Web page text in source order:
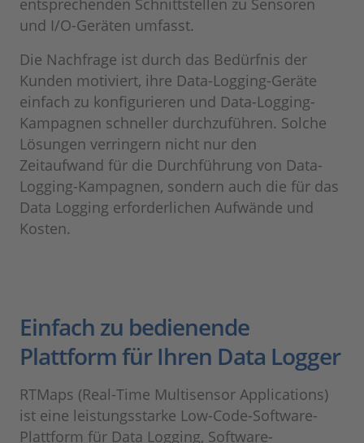
entsprechenden Schnittstellen zu Sensoren
und I/O-Geräten umfasst.
Die Nachfrage ist durch das Bedürfnis der
Kunden motiviert, ihre Data-Logging-Geräte
einfach zu konfigurieren und Data-Logging-
Kampagnen schneller durchzuführen. Solche
Lösungen verringern nicht nur den
Zeitaufwand für die Durchführung von Data-
Logging-Kampagnen, sondern auch die für das
Data Logging erforderlichen Aufwände und
Kosten.
Einfach zu bedienende
Plattform für Ihren Data Logger
RTMaps (Real-Time Multisensor Applications)
ist eine leistungsstarke Low-Code-Software-
Plattform für Data Logging, Software-